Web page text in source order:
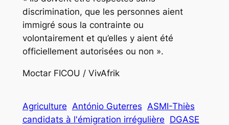
discrimination, que les personnes aient
immigré sous la contrainte ou
volontairement et qu’elles y aient été
officiellement autorisées ou non ».
Moctar FICOU / VivAfrik
Agriculture António Guterres ASMI-Thiès
candidats à l'émigration irrégulière DGASE